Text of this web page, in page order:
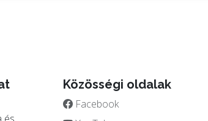
Közösségi oldalak
Facebook